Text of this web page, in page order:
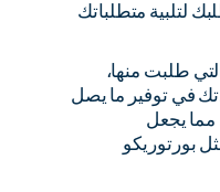
لتلبية متطلباتك
طلبت منها،
في توفير ما يصل
مما يجعل
بورتوريكو